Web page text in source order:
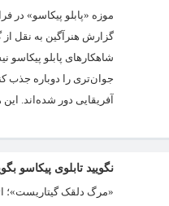
موزه «پابلو پیکاسو»‌ در
گزارش هنرآگین به نقل
شاهکارهای پابلو پیکاسو
جوان‌تری را دوباره جذب
آفریقایی دور شده‌اند.
نگویید تابلوی پیکاسو
«مرگ دلقک گیتاریست»؛